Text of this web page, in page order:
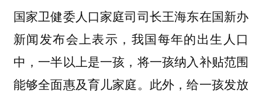
国家卫健委人口家庭司司长王海东在国新办
新闻发布会上表示，我国每年的出生人口
中，一半以上是一孩，将一孩纳入补贴范围
能够全面惠及育儿家庭。此外，给一孩发放